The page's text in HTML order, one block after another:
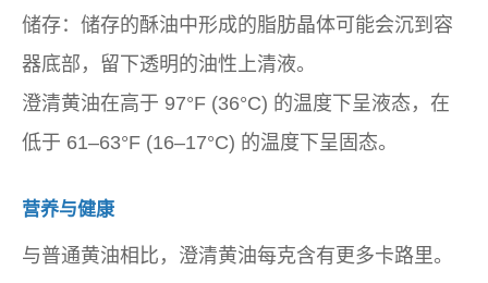
储存：储存的酥油中形成的脂肪晶体可能会沉到容
器底部，留下透明的油性上清液。
澄清黄油在高于 97°F (36°C) 的温度下呈液态，在
低于 61–63°F (16–17°C) 的温度下呈固态。
营养与健康
与普通黄油相比，澄清黄油每克含有更多卡路里。